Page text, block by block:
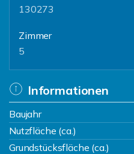
130273
Zimmer
5
Informationen
Baujahr
Nutzfläche (ca.)
Grundstücksfläche (ca.)